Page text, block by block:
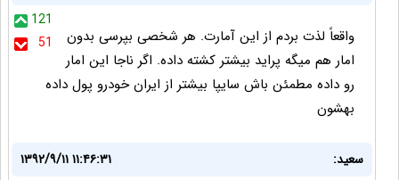
121
51
واقعاً لذت بردم از این آمارت. هر شخصی بپرسی بدون
امار هم میگه پراید بیشتر کشته داده. اگر ناجا این امار
رو داده مطمئن باش سایپا بیشتر از ایران خودرو پول داده
بهشون
سعید:
۱۳۹۲/۹/۱۱ ۱۱:۴۶:۳۱